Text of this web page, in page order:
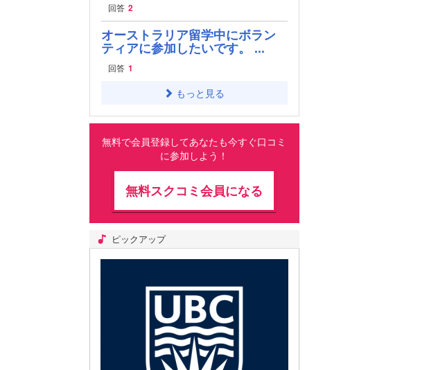
回答 2
オーストラリア留学中にボラン
ティアに参加したいです。 ...
回答 1
もっと見る
無料で会員登録してあなたも今すぐ口コミ
に参加しよう！
無料スクコミ会員になる
ピックアップ